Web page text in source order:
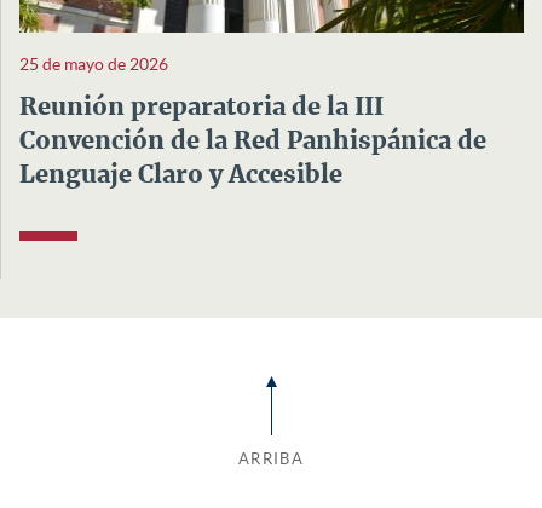
25 de mayo de 2026
Reunión preparatoria de la III
Convención de la Red Panhispánica de
Lenguaje Claro y Accesible
ARRIBA